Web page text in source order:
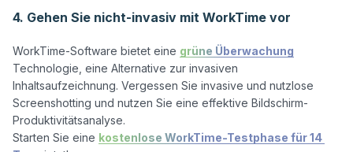
4. Gehen Sie nicht-invasiv mit WorkTime vor
WorkTime-Software bietet eine grüne Überwachung
Technologie, eine Alternative zur invasiven
Inhaltsaufzeichnung. Vergessen Sie invasive und nutzlose
Screenshotting und nutzen Sie eine effektive Bildschirm-
Produktivitätsanalyse.
Starten Sie eine kostenlose WorkTime-Testphase für 14